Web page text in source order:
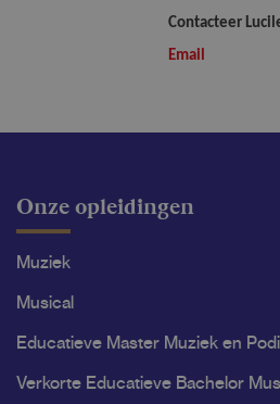
Contacteer
Email
Onze opleidingen
Muziek
Musical
Educatieve Master Muziek en
Verkorte Educatieve Bachelor